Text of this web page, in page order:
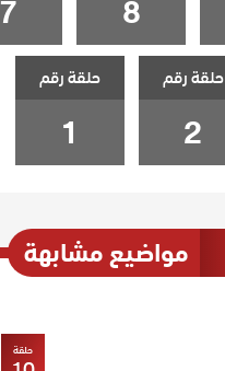
8
7
حلقة رقم
2
حلقة رقم
1
مواضيع مشابهة
حلقة